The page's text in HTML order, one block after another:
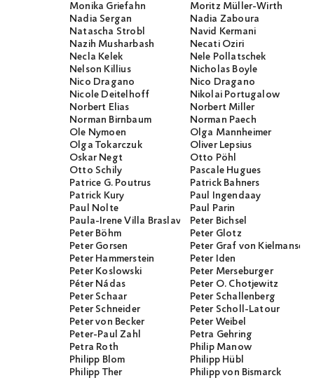
Monika Griefahn
Moritz Müller-Wirth
Nadia Sergan
Nadia Zaboura
Natascha Strobl
Navid Kermani
Nazih Musharbash
Necati Öziri
Necla Kelek
Nele Pollatschek
Nelson Killius
Nicholas Boyle
Nico Dragano
Nico Dragano
Nicole Deitelhoff
Nikolai Portugalow
Norbert Elias
Norbert Miller
Norman Birnbaum
Norman Paech
Ole Nymoen
Olga Mannheimer
Olga Tokarczuk
Oliver Lepsius
Oskar Negt
Otto Pöhl
Otto Schily
Pascale Hugues
Patrice G. Poutrus
Patrick Bahners
Patrick Kury
Paul Ingendaay
Paul Nolte
Paul Parin
Paula-Irene Villa BraslavskyPeter Bichsel
Peter Böhm
Peter Glotz
Peter Gorsen
Peter Graf von
Peter Hammerstein
Peter Iden
Peter Koslowski
Peter Merseburger
Péter Nádas
Peter O. Chotjewitz
Peter Schaar
Peter Schallenberg
Peter Schneider
Peter Scholl-Latour
Peter von Becker
Peter Weibel
Peter-Paul Zahl
Petra Gehring
Petra Roth
Philip Manow
Philipp Blom
Philipp Hübl
Philipp Ther
Philipp von Bismarck